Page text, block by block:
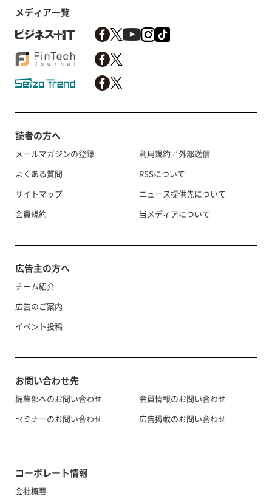
メディア一覧
読者の方へ
メールマガジンの登録
よくある質問
サイトマップ
会員規約
利用規約／外部送信
RSSについて
ニュース提供先について
当メディアについて
広告主の方へ
チーム紹介
広告のご案内
イベント投稿
お問い合わせ先
編集部へのお問い合わせ
セミナーのお問い合わせ
会員情報のお問い合わせ
広告掲載のお問い合わせ
コーポレート情報
会社概要